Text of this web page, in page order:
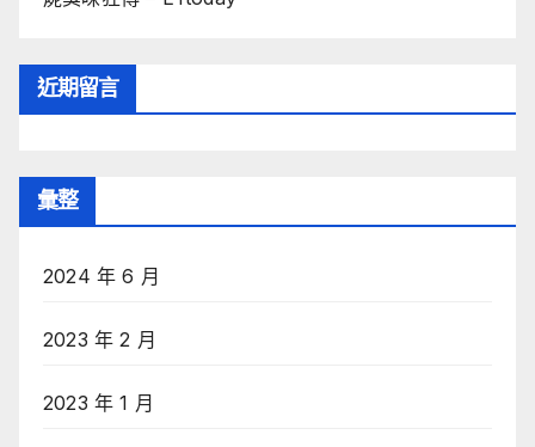
近期留言
彙整
2024 年 6 月
2023 年 2 月
2023 年 1 月